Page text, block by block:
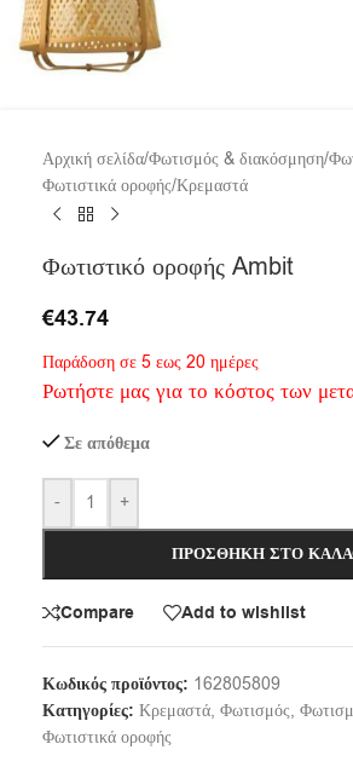
Αρχική σελίδα/Φωτισμός & διακόσμηση/
Φωτιστικά οροφής/Κρεμαστά
Φωτιστικό οροφής Ambit
€43.74
Παράδοση σε 5 εως 20 ημέρες
Ρωτήστε μας για το κόστος των
Σε απόθεμα
- +
ΠΡΟΣΘΉΚΗ ΣΤΟ
Compare Add to wishlist
Κωδικός προϊόντος: 162805809
Κατηγορίες: Κρεμαστά, Φωτισμός,
Φωτιστικά οροφής